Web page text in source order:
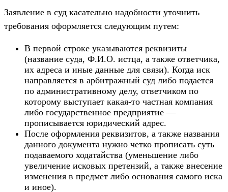
Заявление в суд касательно надобности уточнить
требования оформляется следующим путем:
В первой строке указываются реквизиты
(название суда, Ф.И.О. истца, а также ответчика,
их адреса и иные данные для связи). Когда иск
направляется в арбитражный суд либо подается
по административному делу, ответчиком по
которому выступает какая-то частная компания
либо государственное предприятие —
прописывается юридический адрес.
После оформления реквизитов, а также названия
данного документа нужно четко прописать суть
подаваемого ходатайства (уменьшение либо
увеличение исковых претензий, а также внесение
изменения в предмет либо основания самого иска
и иное).